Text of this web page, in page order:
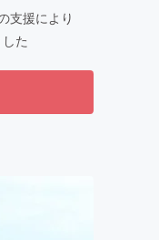
支援により
た